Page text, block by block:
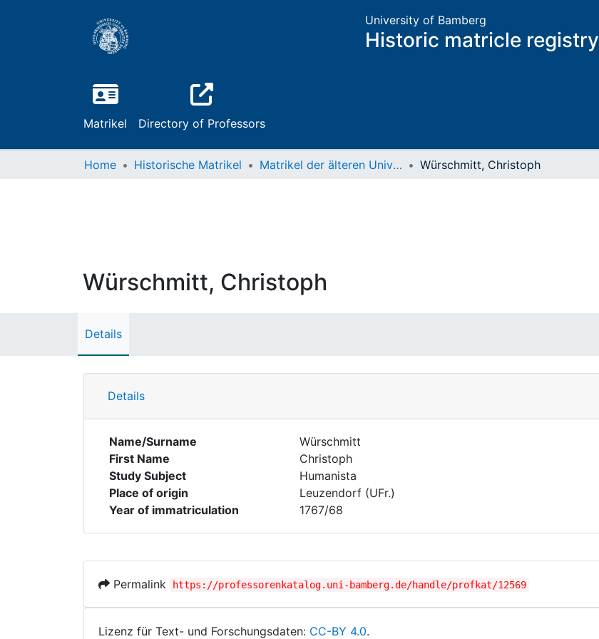
University of Bamberg
Historic matricle registry
Matrikel Directory of Professors
Home Historische Matrikel Matrikel der älteren Universität Würschmitt, Christoph
Würschmitt, Christoph
Details
Details
Name/Surname
Würschmitt
First Name
Christoph
Study Subject
Humanista
Place of origin
Leuzendorf (UFr.)
Year of immatriculation
1767/68
Permalink https://professorenkatalog.uni-bamberg.de/handle/profkat/12569
Lizenz für Text- und Forschungsdaten: CC-BY 4.0.